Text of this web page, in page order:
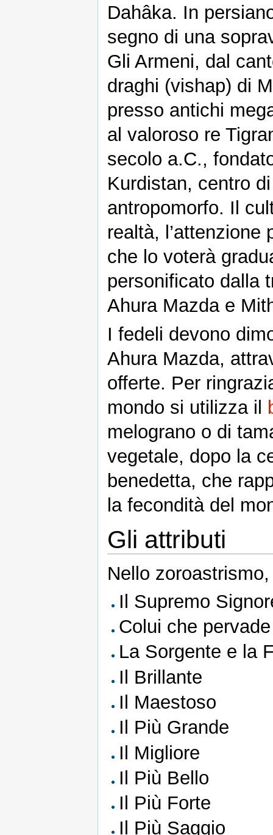
Dahâka. In
segno di una
Gli Armeni, dal
draghi (vishap) di
presso antichi
al valoroso re
secolo a.C.,
Kurdistan, centro
antropomorfo. Il
realtà, l’attenzione
che lo voterà
personificato dalla
Ahura Mazda e
I fedeli devono
Ahura Mazda,
offerte. Per
mondo si utilizza il
melograno o di
vegetale, dopo la
benedetta, che
la fecondità del
Gli attributi
Nello
Il Supremo
Colui che
La Sorgente e la
Il Brillante
Il Maestoso
Il Più Grande
Il Migliore
Il Più Bello
Il Più Forte
Il Più Saggio